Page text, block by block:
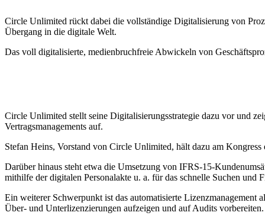
Circle Unlimited rückt dabei die vollständige Digitalisierung von
Übergang in die digitale Welt.
Das voll digitalisierte, medienbruchfreie Abwickeln von
Circle Unlimited stellt seine Digitalisierungsstrategie dazu vor und
Vertragsmana­gements auf.
Stefan Heins, Vorstand von Circle Unlimited, hält dazu am
Darüber hinaus steht etwa die Umsetzung von IFRS-15-
mithilfe der digitalen Personalakte u. a. für das schnelle Suchen
Ein weiterer Schwerpunkt ist das automatisierte
Über- und Unterlizenzierungen aufzeigen und auf Audits vorbereiten.